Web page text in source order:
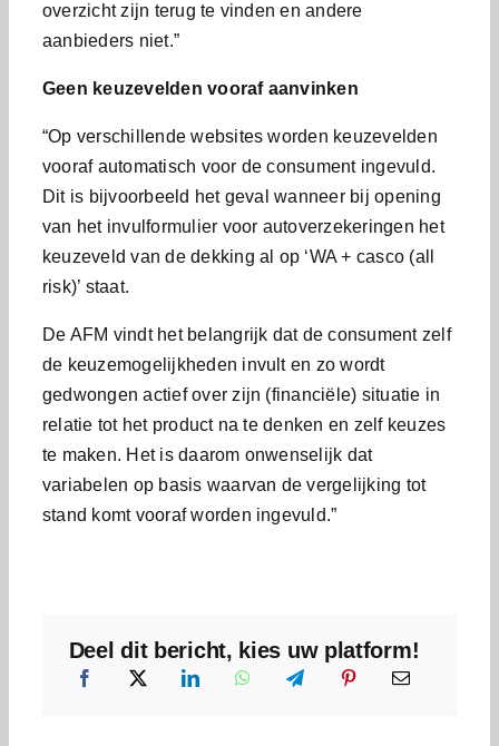
overzicht zijn terug te vinden en andere
aanbieders niet.”
Geen keuzevelden vooraf aanvinken
“Op verschillende websites worden keuzevelden
vooraf automatisch voor de consument ingevuld.
Dit is bijvoorbeeld het geval wanneer bij opening
van het invulformulier voor autoverzekeringen het
keuzeveld van de dekking al op ‘WA + casco (all
risk)’ staat.
De AFM vindt het belangrijk dat de consument zelf
de keuzemogelijkheden invult en zo wordt
gedwongen actief over zijn (financiële) situatie in
relatie tot het product na te denken en zelf keuzes
te maken. Het is daarom onwenselijk dat
variabelen op basis waarvan de vergelijking tot
stand komt vooraf worden ingevuld.”
Deel dit bericht, kies uw platform!